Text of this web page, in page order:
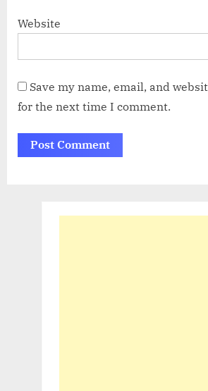
Website
Save my name, email, and
for the next time I comment.